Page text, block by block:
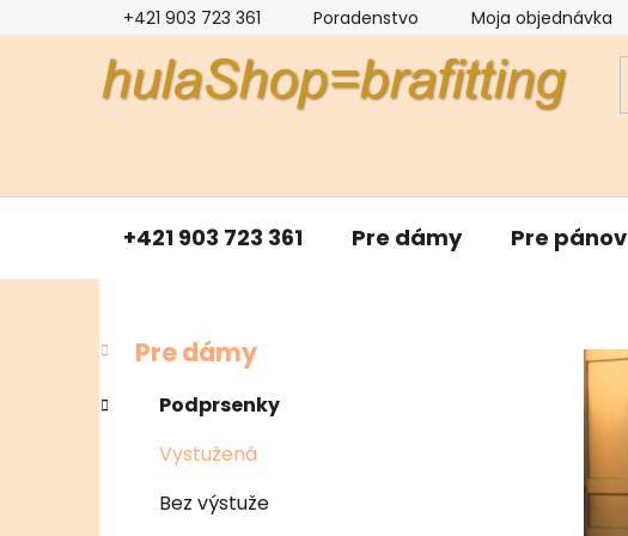
na
+421 903 723 361 Poradenstvo Moja objednávka
+421 903 723 361 Pre dámy Pre pánov
B
o
č
Preskočiť
kategórie
K
a
e
Pre dámy
Podprsenky
Vystužená
Bez výstuže